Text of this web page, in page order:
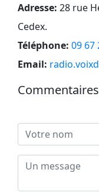
Adresse: 28 rue
Cedex.
Téléphone: 09 67
Email:
Commentaires